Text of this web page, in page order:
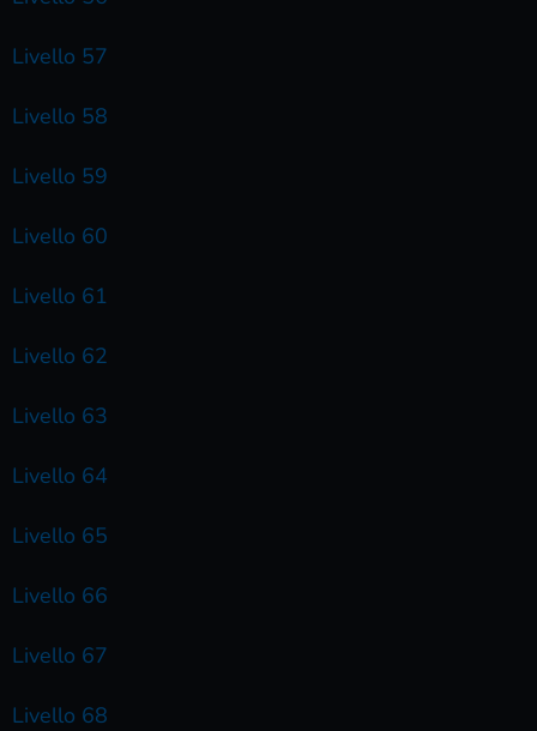
Livello 57
Livello 58
Livello 59
Livello 60
Livello 61
Livello 62
Livello 63
Livello 64
Livello 65
Livello 66
Livello 67
Livello 68